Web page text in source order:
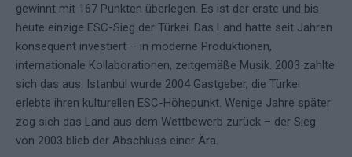
gewinnt mit 167 Punkten überlegen. Es ist der erste und bis
heute einzige ESC-Sieg der Türkei. Das Land hatte seit Jahren
konsequent investiert – in moderne Produktionen,
internationale Kollaborationen, zeitgemäße Musik. 2003 zahlte
sich das aus. Istanbul wurde 2004 Gastgeber, die Türkei
erlebte ihren kulturellen ESC-Höhepunkt. Wenige Jahre später
zog sich das Land aus dem Wettbewerb zurück – der Sieg
von 2003 blieb der Abschluss einer Ära.